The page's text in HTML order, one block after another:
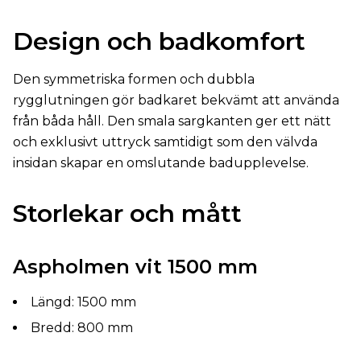
Design och badkomfort
Den symmetriska formen och dubbla
rygglutningen gör badkaret bekvämt att använda
från båda håll. Den smala sargkanten ger ett nätt
och exklusivt uttryck samtidigt som den välvda
insidan skapar en omslutande badupplevelse.
Storlekar och mått
Aspholmen vit 1500 mm
Längd: 1500 mm
Bredd: 800 mm